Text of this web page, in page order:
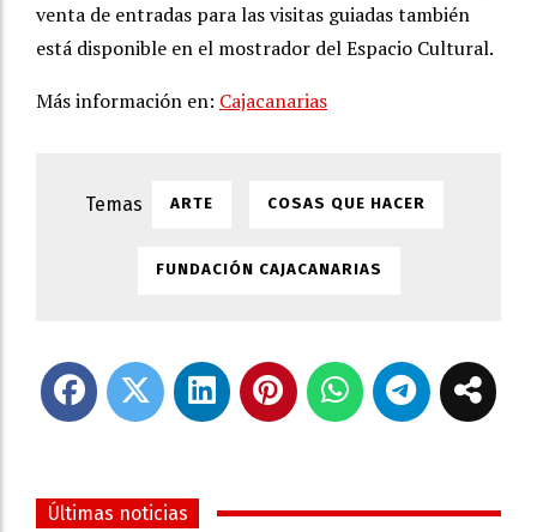
venta de entradas para las visitas guiadas también
está disponible en el mostrador del Espacio Cultural.
Más información en: Cajacanarias
ARTE COSAS QUE HACER
FUNDACIÓN CAJACANARIAS
Últimas noticias